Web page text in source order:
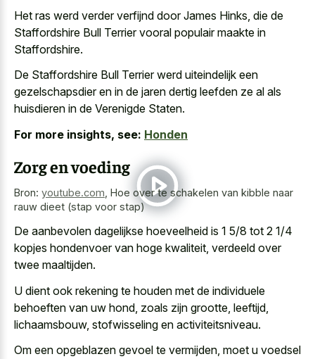
Het ras werd verder verfijnd door James Hinks, die de
Staffordshire Bull Terrier vooral populair maakte in
Staffordshire.
De Staffordshire Bull Terrier werd uiteindelijk een
gezelschapsdier en in de jaren dertig leefden ze al als
huisdieren in de Verenigde Staten.
For more insights, see: Honden
Zorg en voeding
Bron: youtube.com Hoe over te schakelen van kibble naar
rauw dieet (stap voor stap)
De aanbevolen dagelijkse hoeveelheid is 1 5/8 tot 2 1/4
kopjes hondenvoer van hoge kwaliteit, verdeeld over
twee maaltijden.
U dient ook rekening te houden met de individuele
behoeften van uw hond, zoals zijn grootte, leeftijd,
lichaamsbouw, stofwisseling en activiteitsniveau.
Om een opgeblazen gevoel te vermijden, moet u voedsel